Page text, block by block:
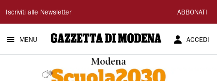
Gazzetta
di
Modena
Iscriviti alle Newsletter ABBONATI
MENU ACCEDI
Modena